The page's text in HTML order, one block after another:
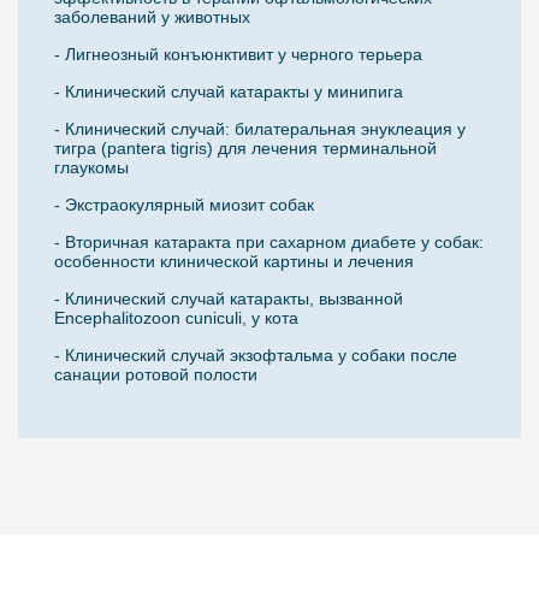
заболеваний у животных
- Лигнеозный конъюнктивит у черного терьера
- Клинический случай катаракты у минипига
- Клинический случай: билатеральная энуклеация у
тигра (pantera tigris) для лечения терминальной
глаукомы
- Экстраокулярный миозит собак
- Вторичная катаракта при сахарном диабете у собак:
особенности клинической картины и лечения
- Клинический случай катаракты, вызванной
Encephalitozoon cuniculi, у кота
- Клинический случай экзофтальма у собаки после
санации ротовой полости